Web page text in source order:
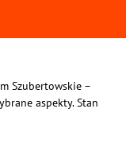
Szubertowskie –
aspekty. Stan